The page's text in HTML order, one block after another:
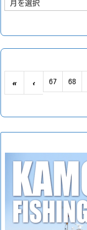
去
の
« ‹ 67 68